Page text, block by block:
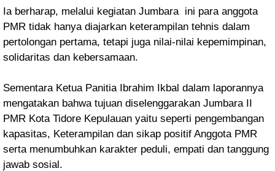
Ia berharap, melalui kegiatan Jumbara ini para anggota
PMR tidak hanya diajarkan keterampilan tehnis dalam
pertolongan pertama, tetapi juga nilai-nilai kepemimpinan,
solidaritas dan kebersamaan.
Sementara Ketua Panitia Ibrahim Ikbal dalam laporannya
mengatakan bahwa tujuan diselenggarakan Jumbara II
PMR Kota Tidore Kepulauan yaitu seperti pengembangan
kapasitas, Keterampilan dan sikap positif Anggota PMR
serta menumbuhkan karakter peduli, empati dan tanggung
jawab sosial.